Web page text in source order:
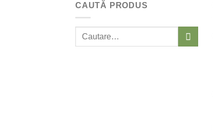
CAUTĂ PRODUS
Caută: